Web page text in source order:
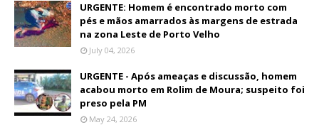
URGENTE: Homem é encontrado morto com
pés e mãos amarrados às margens de estrada
na zona Leste de Porto Velho
July 04, 2026
URGENTE - Após ameaças e discussão, homem
acabou morto em Rolim de Moura; suspeito foi
preso pela PM
May 24, 2026